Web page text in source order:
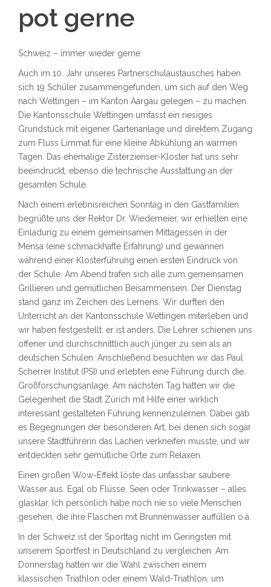
pot gerne
Schweiz – immer wieder gerne
Auch im 10. Jahr unseres Partnerschulaustausches haben
sich 19 Schüler zusammengefunden, um sich auf den Weg
nach Wettingen – im Kanton Aargau gelegen – zu machen.
Die Kantonsschule Wettingen umfasst ein riesiges
Grundstück mit eigener Gartenanlage und direktem Zugang
zum Fluss Limmat für eine kleine Abkühlung an warmen
Tagen. Das ehemalige Zisterzienser-Kloster hat uns sehr
beeindruckt, ebenso die technische Ausstattung an der
gesamten Schule.
Nach einem erlebnisreichen Sonntag in den Gastfamilien
begrüßte uns der Rektor Dr. Wiedemeier, wir erhielten eine
Einladung zu einem gemeinsamen Mittagessen in der
Mensa (eine schmackhafte Erfahrung) und gewannen
während einer Klosterführung einen ersten Eindruck von
der Schule. Am Abend trafen sich alle zum gemeinsamen
Grillieren und gemütlichen Beisammensein. Der Dienstag
stand ganz im Zeichen des Lernens. Wir durften den
Unterricht an der Kantonsschule Wettingen miterleben und
wir haben festgestellt: er ist anders. Die Lehrer schienen uns
offener und durchschnittlich auch jünger zu sein als an
deutschen Schulen. Anschließend besuchten wir das Paul
Scherrer Institut (PSI) und erlebten eine Führung durch die
Großforschungsanlage. Am nächsten Tag hatten wir die
Gelegenheit die Stadt Zürich mit Hilfe einer wirklich
interessant gestalteten Führung kennenzulernen. Dabei gab
es Begegnungen der besonderen Art, bei denen sich sogar
unsere Stadtführerin das Lachen verkneifen musste, und wir
entdeckten sehr gemütliche Orte zum Relaxen.
Einen großen Wow-Effekt löste das unfassbar saubere
Wasser aus. Egal ob Flüsse, Seen oder Trinkwasser – alles
glasklar. Ich persönlich habe noch nie so viele Menschen
gesehen, die ihre Flaschen mit Brunnenwasser auffüllen o.ä.
In der Schweiz ist der Sporttag nicht im Geringsten mit
unserem Sportfest in Deutschland zu vergleichen. Am
Donnerstag hatten wir die Wahl zwischen einem
klassischen Triathlon oder einem Wald-Triathlon, um